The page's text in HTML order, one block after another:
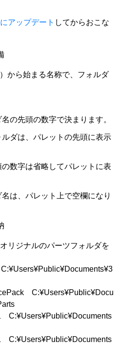
アップデート してからおこな
から始まる名称で、フォルダ
の先頭の数字で決まります。
ダは、パレットの先頭に表示
数字は省略してパレットに表
は、パレット上で空欄になり
リジナルのパーツフォルダを
C:¥Users¥Public¥Docu
C:¥Users¥Public¥Documents
C:¥Users¥Public¥Documents